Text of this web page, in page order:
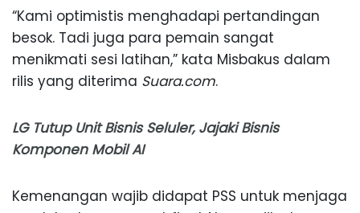
“Kami optimistis menghadapi pertandingan
besok. Tadi juga para pemain sangat
menikmati sesi latihan,” kata Misbakus dalam
rilis yang diterima Suara.com.
LG Tutup Unit Bisnis Seluler, Jajaki Bisnis
Komponen Mobil AI
Kemenangan wajib didapat PSS untuk menjaga